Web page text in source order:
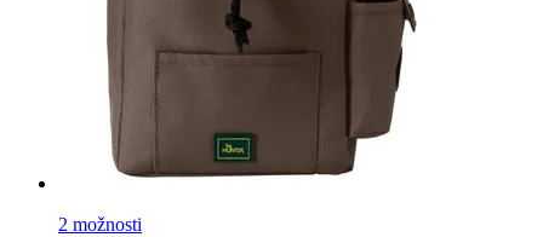
2 možnosti